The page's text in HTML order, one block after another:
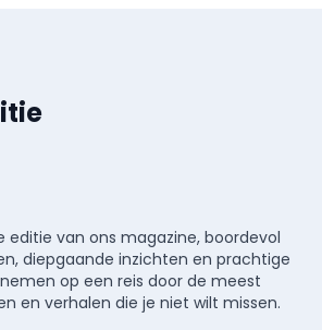
editie van ons magazine, boordevol
diepgaande inzichten en prachtige
op een reis door de meest
en verhalen die je niet wilt missen.